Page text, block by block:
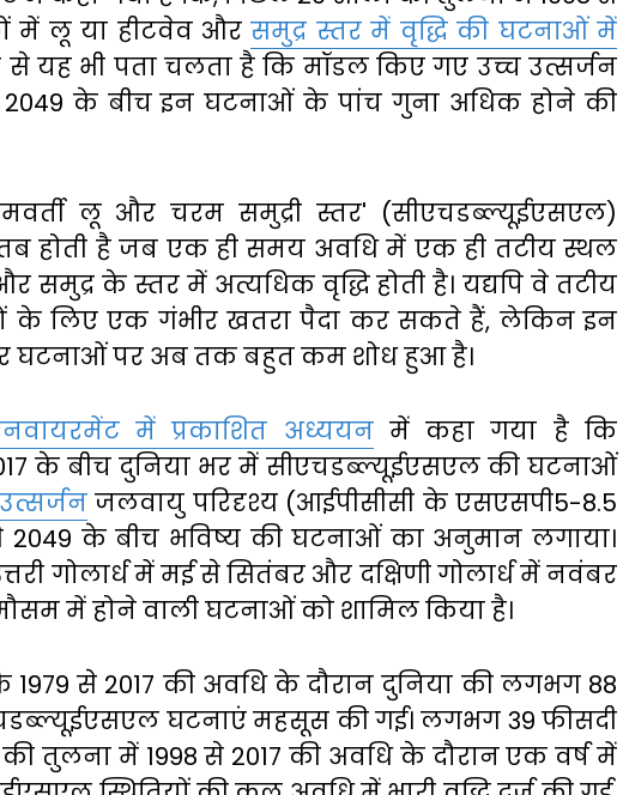
में लू या हीटवेव औरसमुद्र स्तर में वृद्धि की घटनाओं में
यह भी पता चलता है कि मॉडल किए गए उच्च उत्सर्जन
के बीच इन घटनाओं के पांच गुना अधिक होने की
लू और चरम समुद्री स्तर' (सीएचडब्ल्यूईएसएल)
होती है जब एक ही समय अवधि में एक ही तटीय स्थल
के स्तर में अत्यधिक वृद्धि होती है। यद्यपि वे तटीय
के लिए एक गंभीर खतरा पैदा कर सकते हैं, लेकिन इन
घटनाओं पर अब तक बहुत कम शोध हुआ है।
में प्रकाशित अध्ययनमें कहा गया है कि
के बीच दुनिया भर में सीएचडब्ल्यूईएसएल की घटनाओं
जलवायु परिदृश्य (आईपीसीसी के एसएसपी5-8.5
के बीच भविष्य की घटनाओं का अनुमान लगाया।
गोलार्ध में मई से सितंबर और दक्षिणी गोलार्ध में नवंबर
में होने वाली घटनाओं को शामिल किया है।
से 2017 की अवधि के दौरान दुनिया की लगभग 88
घटनाएं महसूस की गई। लगभग 39 फीसदी
की तुलना में 1998 से 2017 की अवधि के दौरान एक वर्ष में